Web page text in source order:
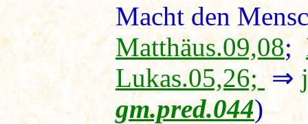
Macht den
Matthäus.09,08;
Lukas.05,26;⇒
gm.pred.044)